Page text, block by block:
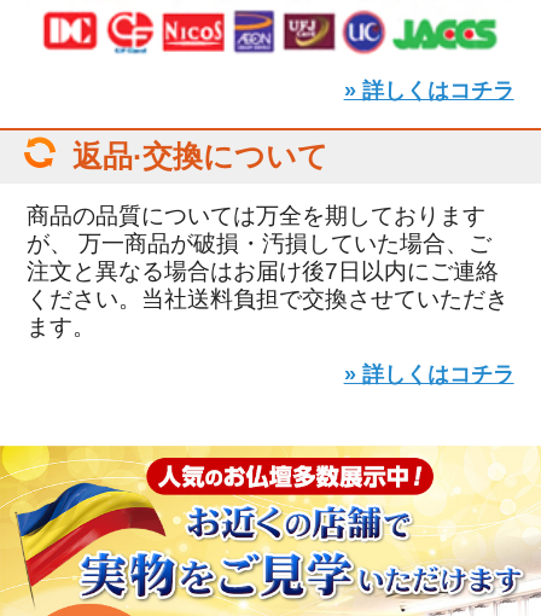
» 詳しくはコチラ
返品·交換について
商品の品質については万全を期しております
が、 万一商品が破損・汚損していた場合、ご
注文と異なる場合はお届け後7日以内にご連絡
ください。当社送料負担で交換させていただき
ます。
» 詳しくはコチラ